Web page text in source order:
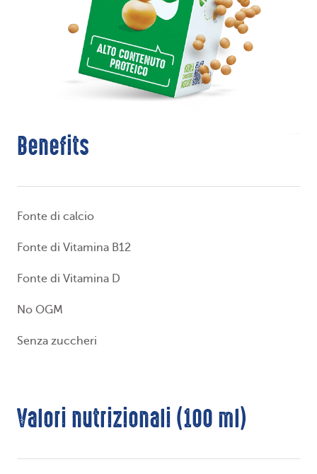
Benefits
Fonte di calcio
Fonte di Vitamina B12
Fonte di Vitamina D
No OGM
Senza zuccheri
Valori nutrizionali (100 ml)